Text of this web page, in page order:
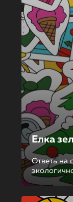
Елка
Ответь на